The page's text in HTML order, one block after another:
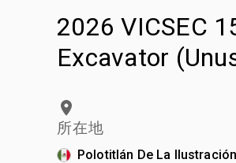
2026 VICSEC
Excavator
所在地
Polotitlán De La